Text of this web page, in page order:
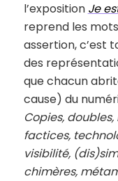
l’exposition Je
reprend les
assertion, c’est
des
que chacun
cause) du
Copies,
factices,
visibilité,
chimères,